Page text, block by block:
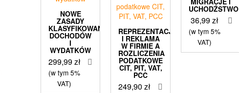
NOWE
ZASADY
KLASYFIKOWANIA
DOCHODÓW
I
WYDATKÓW
299,99zł
(w tym 5%
VAT)
REPREZENTACJA
I REKLAMA
W FIRMIE A
ROZLICZENIA
PODATKOWE
CIT, PIT, VAT,
PCC
249,90zł
UCHODŹSTWO
36,99zł
(w tym 5%
VAT)